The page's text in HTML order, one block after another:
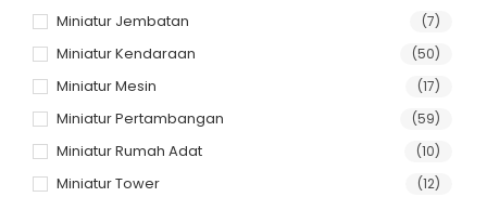
Miniatur Jembatan (7)
Miniatur Kendaraan (50)
Miniatur Mesin (17)
Miniatur Pertambangan (59)
Miniatur Rumah Adat (10)
Miniatur Tower (12)